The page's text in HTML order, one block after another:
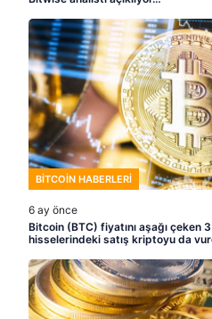
BITCOIN HABERLERI
6 ay önce
Bitcoin (BTC) fiyatını aşağı çeken
hisselerindeki satış kriptoyu da